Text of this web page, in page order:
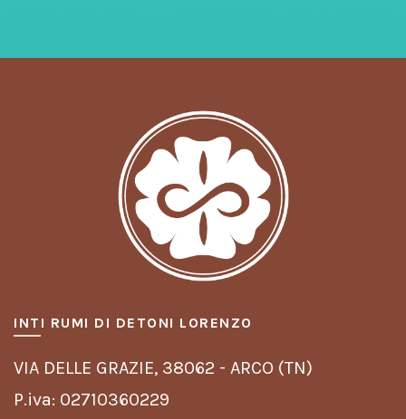
INTI RUMI DI DETONI LORENZO
VIA DELLE GRAZIE, 38062 - ARCO (TN)
P.iva: 02710360229